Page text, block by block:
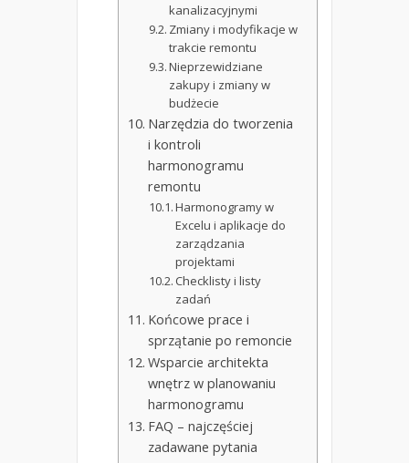
kanalizacyjnymi
Zmiany i modyfikacje w
trakcie remontu
Nieprzewidziane
zakupy i zmiany w
budżecie
Narzędzia do tworzenia
i kontroli
harmonogramu
remontu
Harmonogramy w
Excelu i aplikacje do
zarządzania
projektami
Checklisty i listy
zadań
Końcowe prace i
sprzątanie po remoncie
Wsparcie architekta
wnętrz w planowaniu
harmonogramu
FAQ – najczęściej
zadawane pytania